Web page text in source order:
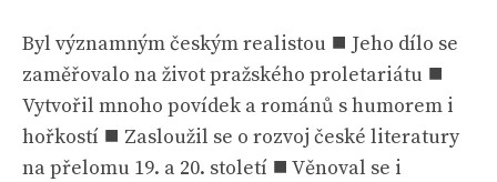
Byl významným českým realistou ⯀ Jeho dílo se
zaměřovalo na život pražského proletariátu ⯀
Vytvořil mnoho povídek a románů s humorem i
hořkostí ⯀ Zasloužil se o rozvoj české literatury
na přelomu 19. a 20. století ⯀ Věnoval se i